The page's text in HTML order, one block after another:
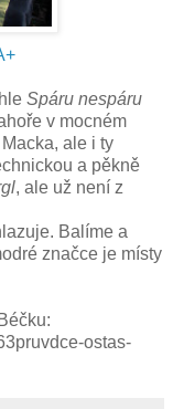
Spáru nespáru
v mocném
ale i ty
a pěkně
, ale už není z
Balíme a
značce je místy
ostas-